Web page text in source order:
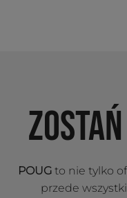
POUG to nie tylko
przede